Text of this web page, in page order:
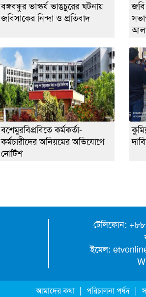
বঙ্গবন্ধুর ভাস্কর্য ভাঙচুরের ঘটনায়
জবিসাকের নিন্দা ও প্রতিবাদ
বশেমুরবিপ্রবিতে কর্মকর্তা-
কর্মচারীদের অনিয়মের অভিযোগে
নোটিশ
টেলিফোন:
ইমেল:
আমাদের কথা | পরিচালনা পর্ষদ |